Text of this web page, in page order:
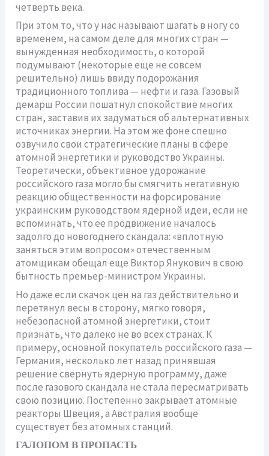
четверть века.
При этом то, что у нас называют шагать в ногу со
временем, на самом деле для многих стран —
вынужденная необходимость, о которой
подумывают (некоторые еще не совсем
решительно) лишь ввиду подорожания
традиционного топлива — нефти и газа. Газовый
демарш России пошатнул спокойствие многих
стран, заставив их задуматься об альтернативных
источниках энергии. На этом же фоне спешно
озвучило свои стратегические планы в сфере
атомной энергетики и руководство Украины.
Теоретически, объективное удорожание
российского газа могло бы смягчить негативную
реакцию общественности на форсирование
украинским руководством ядерной идеи, если не
вспоминать, что ее продвижение началось
задолго до новогоднего скандала: «вплотную
заняться этим вопросом» отечественным
атомщикам обещал еще Виктор Янукович в свою
бытность премьер-министром Украины.
Но даже если скачок цен на газ действительно и
перетянул весы в сторону, мягко говоря,
небезопасной атомной энергетики, стоит
признать, что далеко не во всех странах. К
примеру, основной покупатель российского газа —
Германия, несколько лет назад принявшая
решение свернуть ядерную программу, даже
после газового скандала не стала пересматривать
свою позицию. Постепенно закрывает атомные
реакторы Швеция, а Австралия вообще
существует без атомных станций.
ГАЛОПОМ В ПРОПАСТЬ